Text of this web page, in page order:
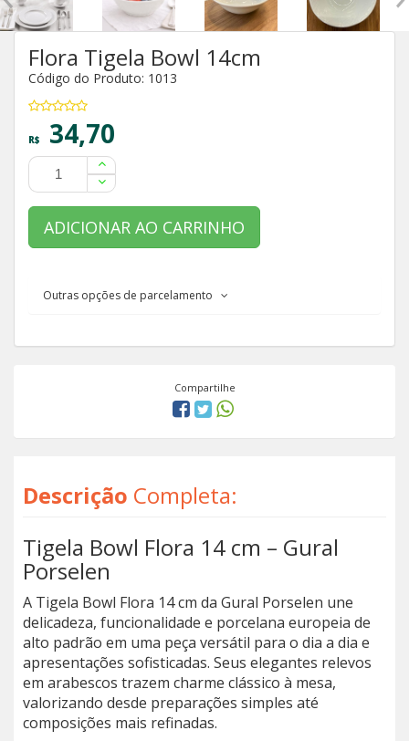
Flora Tigela Bowl 14cm
Código do Produto: 1013
R$ 34,70
ADICIONAR AO CARRINHO
Outras opções de parcelamento
Compartilhe
Descrição Completa:
Tigela Bowl Flora 14 cm – Gural
Porselen
A Tigela Bowl Flora 14 cm da Gural Porselen une
delicadeza, funcionalidade e porcelana europeia de
alto padrão em uma peça versátil para o dia a dia e
apresentações sofisticadas. Seus elegantes relevos
em arabescos trazem charme clássico à mesa,
valorizando desde preparações simples até
composições mais refinadas.